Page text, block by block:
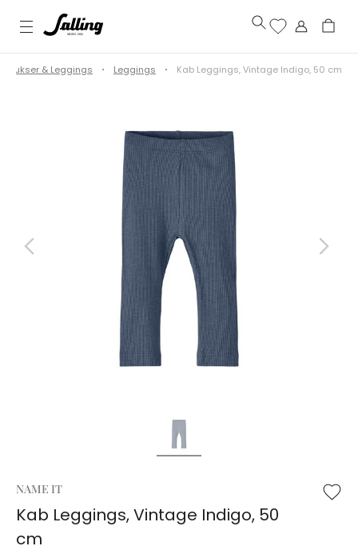
Bukser & Leggings Leggings Kab Leggings, Vintage Indigo, 50 cm
NAME IT
Kab Leggings, Vintage Indigo, 50
cm